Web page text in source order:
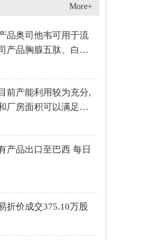
More+
品奥司他韦可用于流
产品胸腺五肽、白介
，可提升免疫力预防流
前产能利用较为充分,
厂房面积可以满足当
产品出口至巴西 每日
折价成交375.10万股